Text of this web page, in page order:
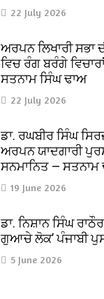
22 July 2026
ਅਰਪਨ ਲਿਖਾਰੀ ਸਭਾ
ਵਿਚ ਰੰਗ ਬਰੰਗੇ
ਸਤਨਾਮ ਸਿੰਘ ਢਾਅ
22 July 2026
ਡਾ. ਰਘਬੀਰ ਸਿੰਘ
ਅਰਪਨ ਯਾਦਗਾਰੀ
ਸਨਮਾਨਿਤ — ਸਤਨਾਮ
19 June 2026
ਡਾ. ਨਿਸ਼ਾਨ ਸਿੰਘ
ਗੁਆਚੇ ਲੋਕ’ ਪੰਜਾਬੀ
5 June 2026